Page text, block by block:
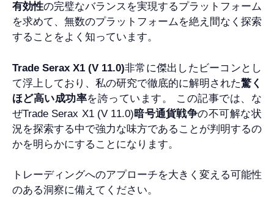
有効性の完璧なバランスを実現するプラットフォーム
を求めて、無数のプラットフォームを絶え間なく探索
することをよく知っています。
Trade Serax X1 (V 11.0)非常に傑出したビーコンとし
て浮上しており、私の研究で徹底的に解明された驚く
ほど高い成功率を誇っています。 この記事では、な
ぜTrade Serax X1 (V 11.0)暗号通貨戦争の不可解な状
況を探索する中で強力な味方であることが判明するの
かを明らかにすることになります。
トレーディングへのアプローチを大きく変える可能性
のある洞察に備えてください。